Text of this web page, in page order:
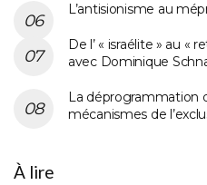
L’antisionisme au
De l’ « israélite » au «
avec Dominique
La déprogrammation
mécanismes de
À lire